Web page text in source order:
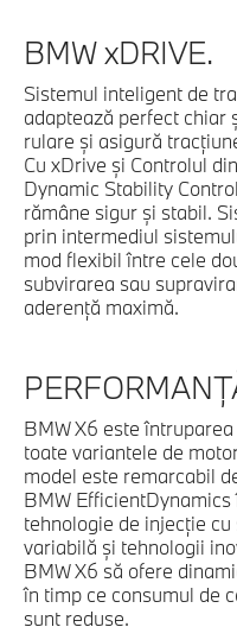
BMW xDRIVE.
Sistemul inteligent de
adaptează perfect chiar
rulare şi asigură
Cu xDrive şi Controlul
Dynamic Stability
rămâne sigur şi stabil.
prin intermediul
mod flexibil între cele
subvirarea sau
aderenţă maximă.
BMW X6 este
toate variantele de
model este remarcabil
BMW
tehnologie de injecţie
variabilă şi tehnologii
BMW X6 să ofere
în timp ce consumul de
sunt reduse.